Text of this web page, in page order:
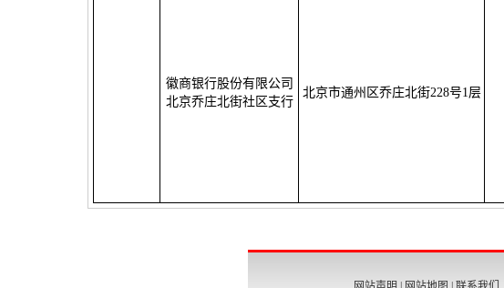
徽商银行股份有限公司
北京乔庄北街社区支行
北京市通州区乔庄北街228号1层